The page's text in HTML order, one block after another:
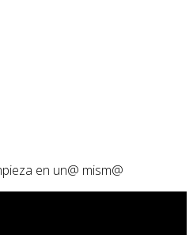
en un@ mism@